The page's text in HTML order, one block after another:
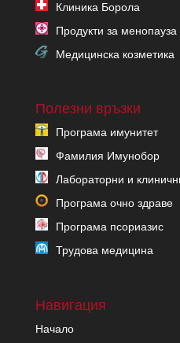
Клиника Борола
Продукти за менопауза
Медицинска козметика
Полезни връзки
Програма имунитет
Фамилия Имунобор
Лабораторни и
Програма очно здраве
Програма псориазис
Трудова медицина
Навигация
Начало